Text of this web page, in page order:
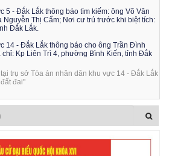
5 - Đắk Lắk thông báo tìm kiếm: ông Võ Văn
Nguyễn Thị Cẩm; Nơi cư trú trước khi biệt tích:
Đắk Lắk.
14 - Đắk Lắk thông báo cho ông Trần Đình
chỉ: Kp Liên Trì 4, phường Bình Kiến, tỉnh Đắk
trụ sở Tòa án nhân dân khu vực 14 - Đắk Lắk
đai"